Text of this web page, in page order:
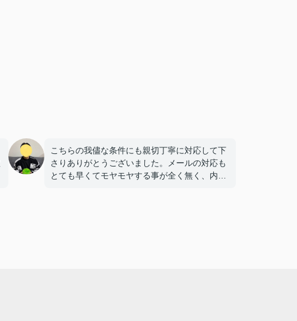
こちらの我儘な条件にも親切丁寧に対応して下
さりありがとうございました。メールの対応も
とても早くてモヤモヤする事が全く無く、内見